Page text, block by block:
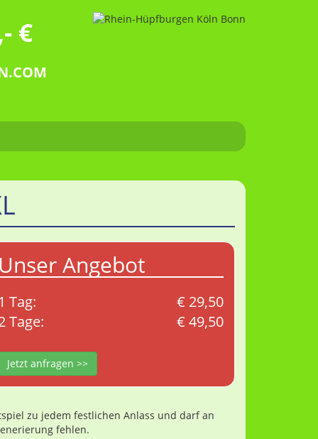
€
Unser Angebot
1 Tag:
€ 29,50
Tage:
€ 49,50
Jetzt anfragen >>
zu jedem festlichen Anlass und darf an
fehlen.